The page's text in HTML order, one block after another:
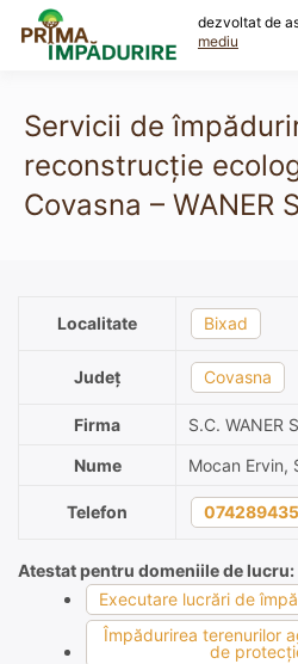
content
dezvoltat de
mediu
Servicii de
reconstrucție
Covasna – WANER
Localitate Bixad
Județ Covasna
Firma
S.C. WANER
Nume
Mocan Ervin,
Telefon
Atestat pentru domeniile de lucru:
Executare lucrări de
Împădurirea terenurilor
de